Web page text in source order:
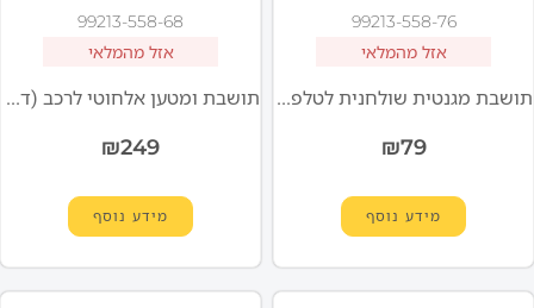
99213-558-76
אזל מהמלאי
תושבת מגנטית שולחנית לטלפון דגם MTM44 מבית MIRACASE
₪79
מידע נוסף
99213-558-68
אזל מהמלאי
תושבת ומטען אלחוטי לרכב (דשבורד+מזגן) MIRACASE MQiWM605
₪249
מידע נוסף